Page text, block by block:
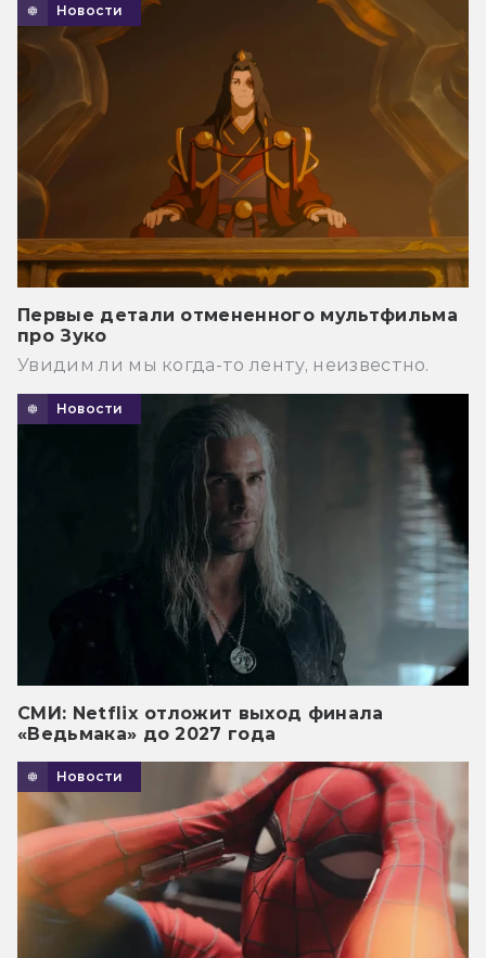
Новости
Первые детали отмененного мультфильма
про Зуко
Увидим ли мы когда-то ленту, неизвестно.
Новости
СМИ: Netflix отложит выход финала
«Ведьмака» до 2027 года
Новости